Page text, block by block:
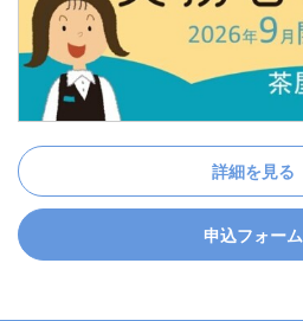
詳細を見る
申込フォーム